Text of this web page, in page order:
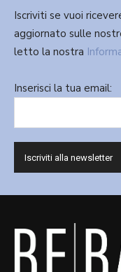
Iscriviti se vuoi
aggiornato sulle
letto la nostra
Inserisci la tua email: